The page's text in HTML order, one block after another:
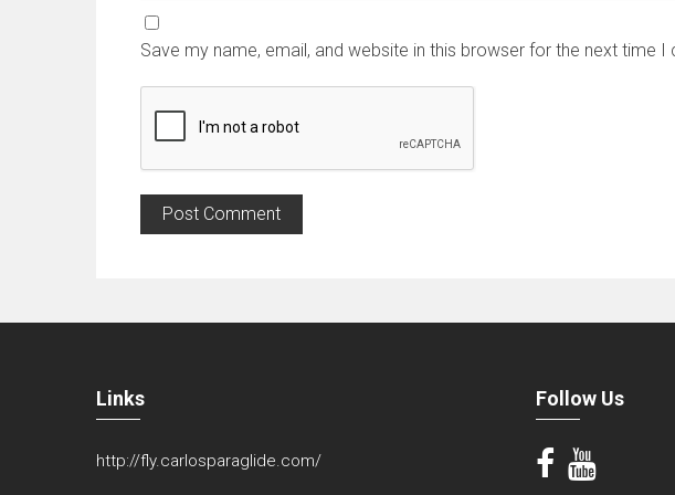
Save my name, email, and website in this browser for the next time I
Links
http://fly.carlosparaglide.com/
Follow Us